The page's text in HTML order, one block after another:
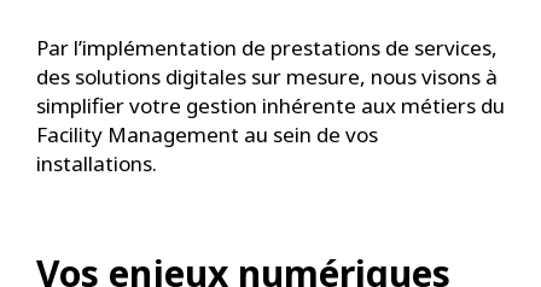
Par l’implémentation de prestations de services,
des solutions digitales sur mesure, nous visons à
simplifier votre gestion inhérente aux métiers du
Facility Management au sein de vos
installations.
Vos enjeux numériques